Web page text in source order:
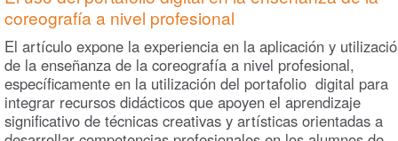
coreografía a nivel profesional
El artículo expone la experiencia en la aplicación y
de la enseñanza de la coreografía a nivel profesional,
específicamente en la utilización del portafolio digital para
integrar recursos didácticos que apoyen el aprendizaje
significativo de técnicas creativas y artísticas orientadas a